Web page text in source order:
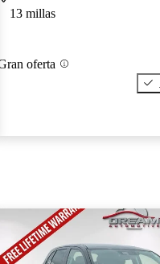
13 millas
oferta
este Aviso